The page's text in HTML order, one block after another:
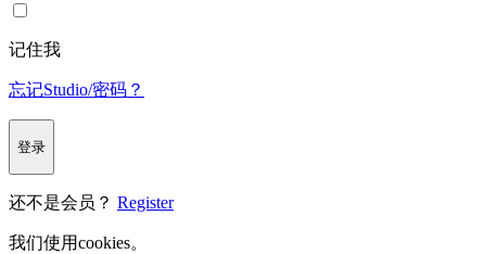
记住我
忘记Studio/密码？
登录
还不是会员？ Register
我们使用cookies。